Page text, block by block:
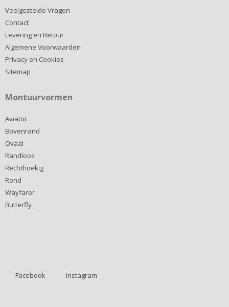
Veelgestelde Vragen
Contact
Levering en Retour
Algemene Voorwaarden
Privacy en Cookies
Sitemap
Montuurvormen
Aviator
Bovenrand
Ovaal
Randloos
Rechthoekig
Rond
Wayfarer
Butterfly
Facebook Instagram